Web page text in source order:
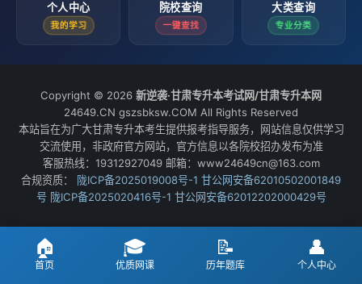
个人中心
我的学习
院校查询
一键查找
大类查询
专业分类
Copyright © 2026 新逆袭·甘肃专升本考试网/甘肃专升本网
24649.CN gszsbksw.COM All Rights Reserved
本站旨在为广大甘肃专升本考生提供报考指导服务，网站信息仅供学习
交流使用，非政府官方网站，官方信息以各院校招办发布为准
客服热线：19312927049 邮箱：www24649cn@163.com
合规资质：
陇ICP备2025019008号-1 甘公网安备62010502001849
号 陇ICP备2025020416号-1 甘公网安备62012202000429号
🏠
首页
🎓
优质网课
📝
历年题库
👤
个人中心